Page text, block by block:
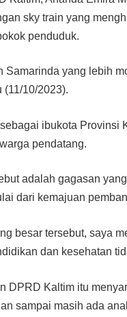
sky train yang
penduduk.
Samarinda yang lebih
10/2023).
ibukota
pendatang.
adalah gagasan
dari kemajuan
besar tersebut, saya
dan kesehatan
DPRD Kaltim itu
sampai masih ada